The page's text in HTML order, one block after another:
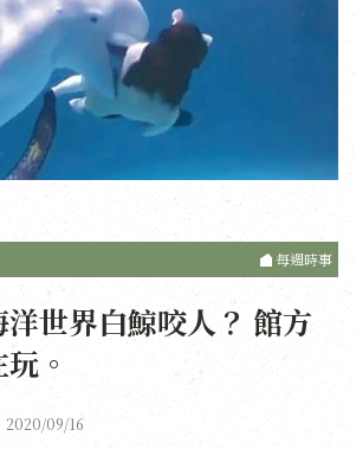
每週時事
世界白鯨咬人？ 館方
。
2020/09/16